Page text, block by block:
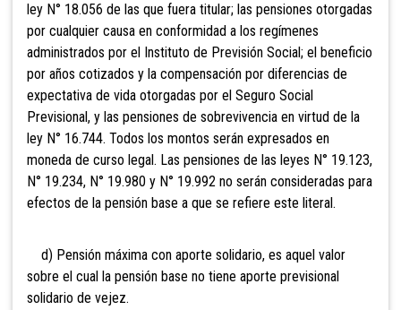
ley N° 18.056 de las que fuera titular; las pensiones otorgadas
por cualquier causa en conformidad a los regímenes
administrados por el Instituto de Previsión Social; el beneficio
por años cotizados y la compensación por diferencias de
expectativa de vida otorgadas por el Seguro Social
Previsional, y las pensiones de sobrevivencia en virtud de la
ley N° 16.744. Todos los montos serán expresados en
moneda de curso legal. Las pensiones de las leyes N° 19.123,
N° 19.234, N° 19.980 y N° 19.992 no serán consideradas para
efectos de la pensión base a que se refiere este literal.
d) Pensión máxima con aporte solidario, es aquel valor
sobre el cual la pensión base no tiene aporte previsional
solidario de vejez.